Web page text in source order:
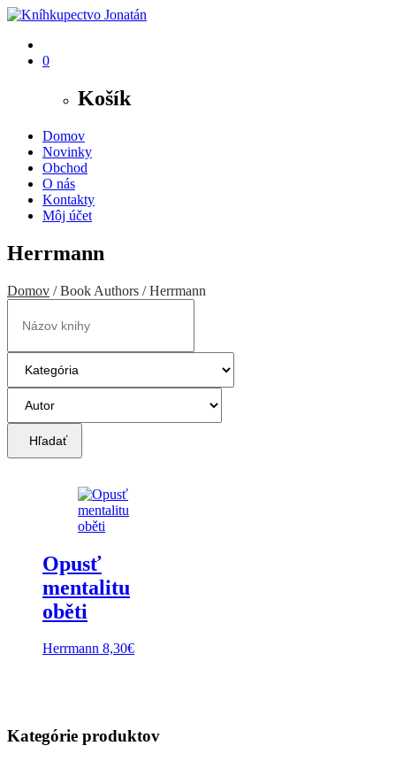
0
Košík
Domov
Novinky
Obchod
O nás
Kontakty
Môj účet
Herrmann
Domov / Book Authors / Herrmann
Hľadať
Opusť
mentalitu
oběti
Herrmann 8,30€
Kategórie produktov